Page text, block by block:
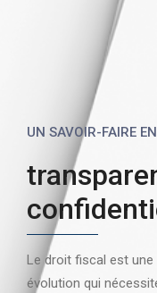
UN SAVOIR-FAIRE
Le droit fiscal est
évolution qui